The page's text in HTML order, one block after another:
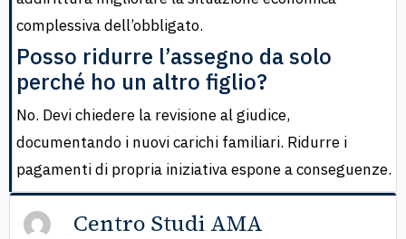
complessiva dell’obbligato.
Posso ridurre l’assegno da solo
perché ho un altro figlio?
No. Devi chiedere la revisione al giudice,
documentando i nuovi carichi familiari. Ridurre i
pagamenti di propria iniziativa espone a conseguenze.
Centro Studi AMA